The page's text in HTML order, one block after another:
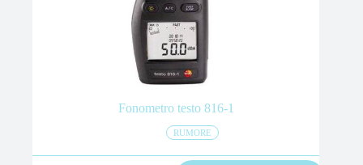
Fonometro testo 816-1
RUMORE